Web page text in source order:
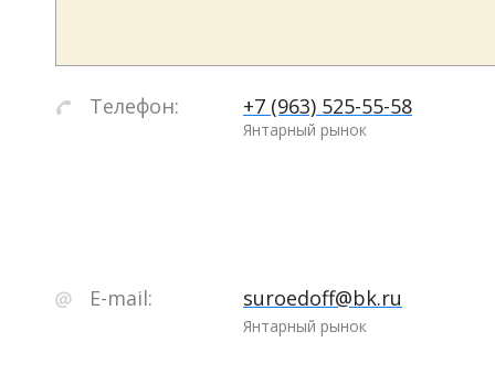
Телефон: +7 (963) 525-55-58
Янтарный рынок
E-mail: suroedoff@bk.ru
Янтарный рынок